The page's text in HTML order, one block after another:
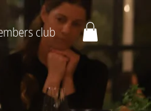
club